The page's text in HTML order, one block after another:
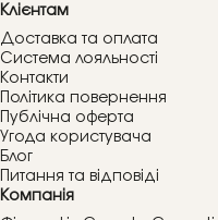
Клієнтам
Доставка та оплата
Система лояльності
Контакти
Політика повернення
Публічна оферта
Угода користувача
Блог
Питання та відповіді
Компанія